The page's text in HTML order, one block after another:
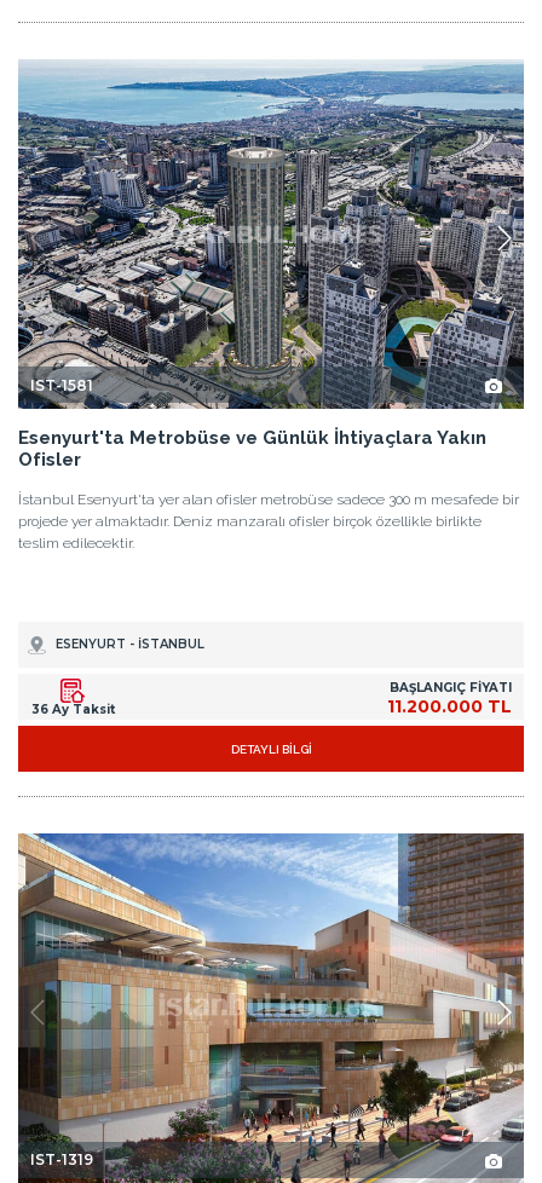
IST-1581
Esenyurt'ta Metrobüse ve Günlük İhtiyaçlara Yakın
Ofisler
İstanbul Esenyurt'ta yer alan ofisler metrobüse sadece 300 m mesafede bir
projede yer almaktadır. Deniz manzaralı ofisler birçok özellikle birlikte
teslim edilecektir.
ESENYURT - İSTANBUL
36 Ay Taksit
BAŞLANGIÇ FİYATI
11.200.000 TL
DETAYLI BİLGİ
IST-1319